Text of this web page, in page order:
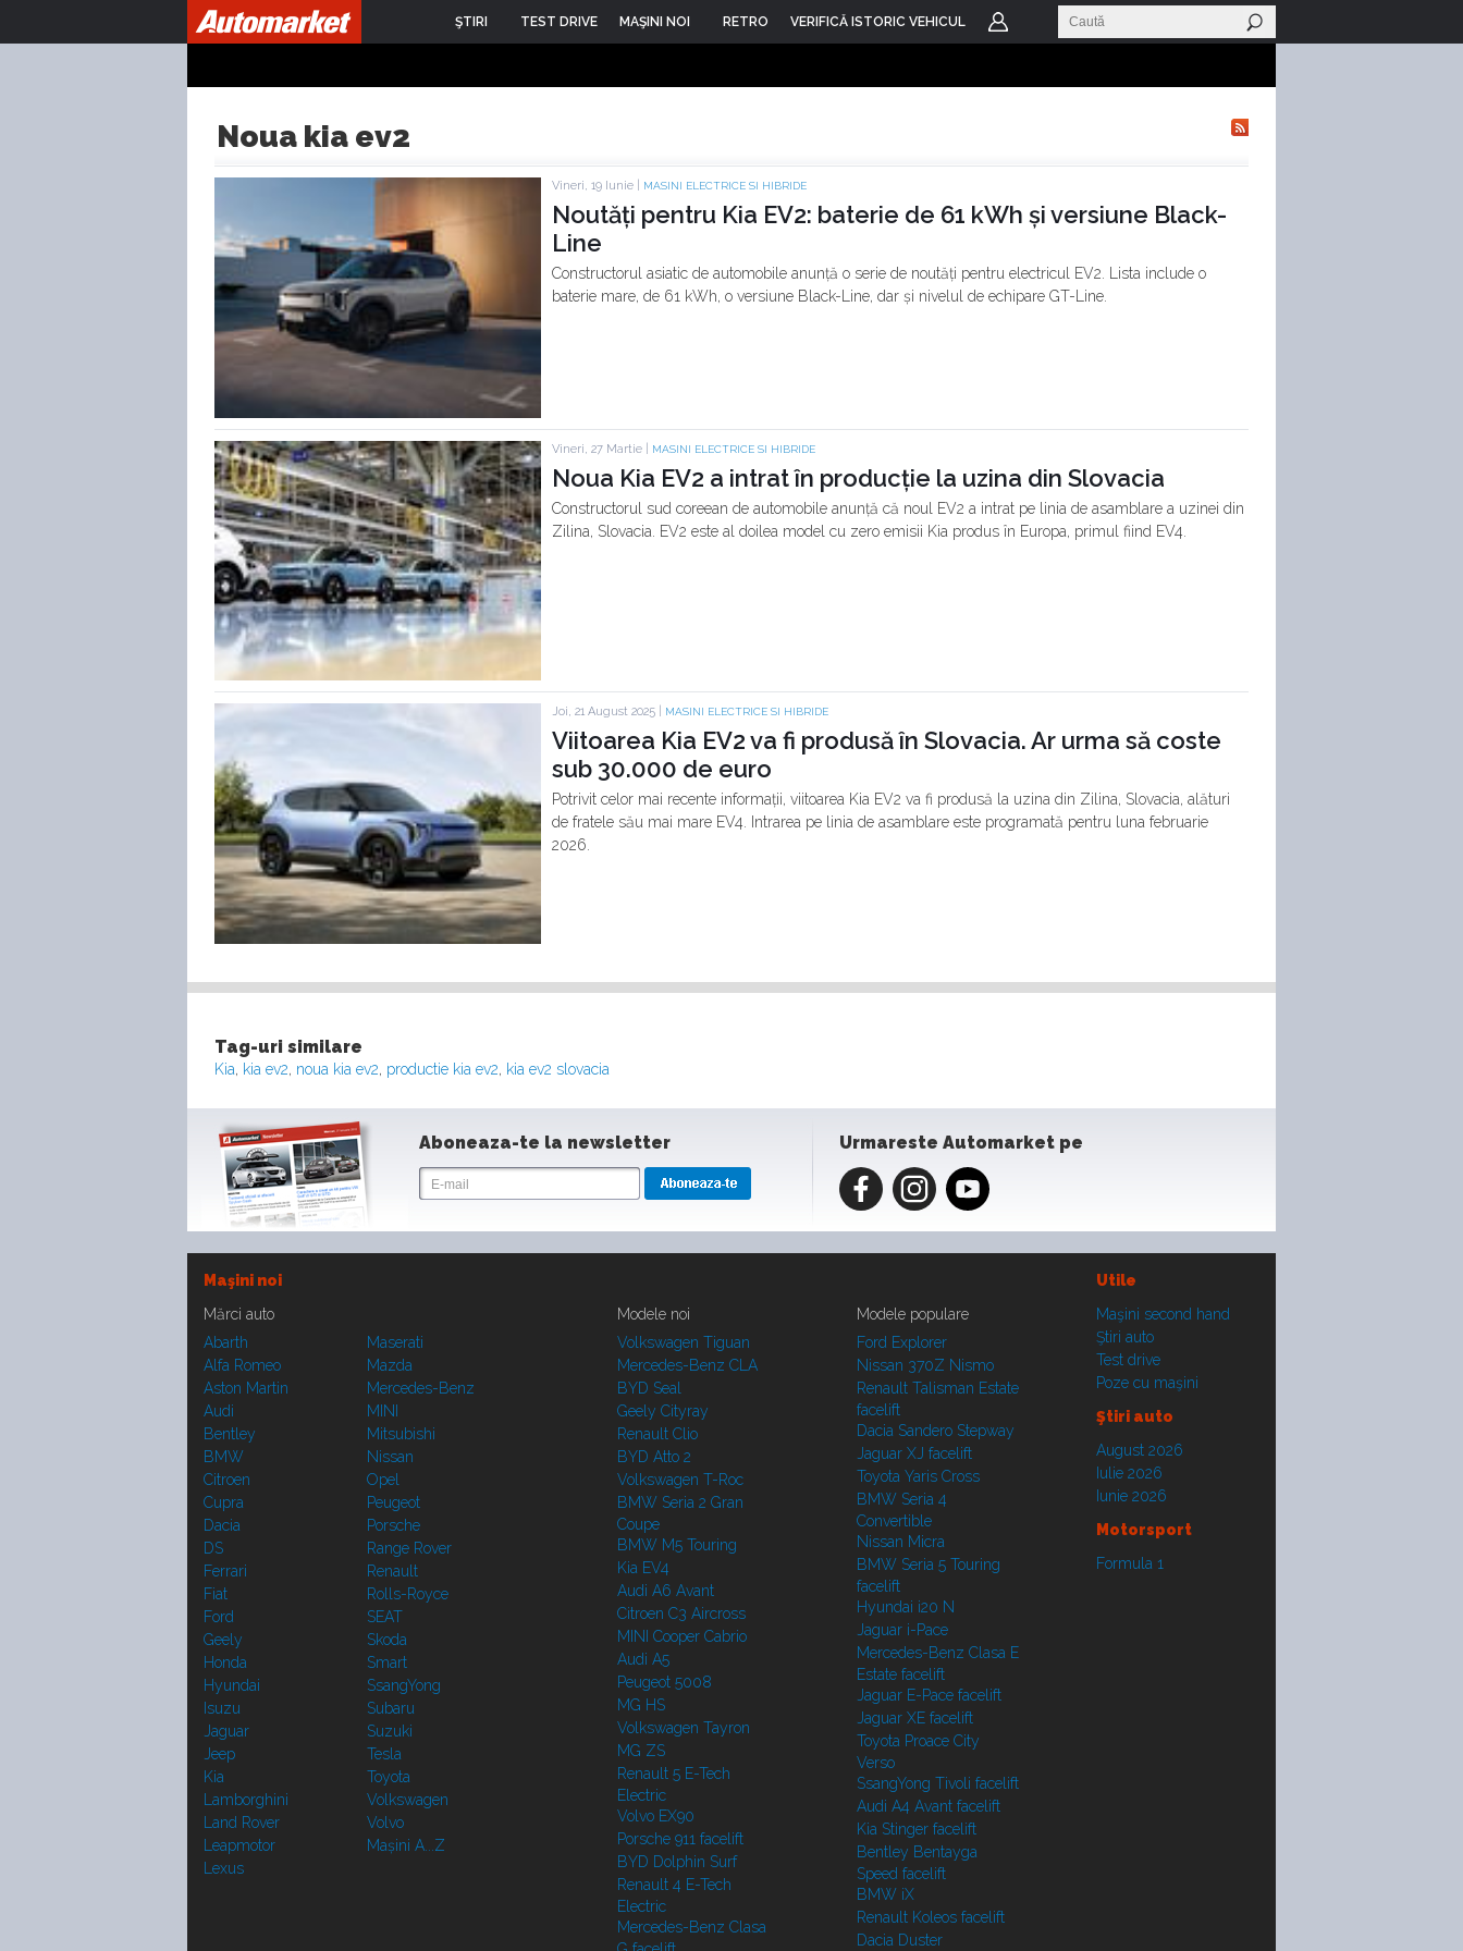
ŞTIRI TEST DRIVE MAŞINI NOI RETRO VERIFICĂ ISTORIC VEHICUL
Noua kia ev2
Vineri, 19 Iunie | MASINI ELECTRICE SI HIBRIDE
Noutăți pentru Kia EV2: baterie de 61 kWh și versiune Black-
Line
Constructorul asiatic de automobile anunță o serie de noutăți pentru electricul EV2. Lista include o
baterie mare, de 61 kWh, o versiune Black-Line, dar și nivelul de echipare GT-Line.
Vineri, 27 Martie | MASINI ELECTRICE SI HIBRIDE
Noua Kia EV2 a intrat în producție la uzina din Slovacia
Constructorul sud coreean de automobile anunță că noul EV2 a intrat pe linia de asamblare a uzinei din
Zilina, Slovacia. EV2 este al doilea model cu zero emisii Kia produs în Europa, primul fiind EV4.
Joi, 21 August 2025 | MASINI ELECTRICE SI HIBRIDE
Viitoarea Kia EV2 va fi produsă în Slovacia. Ar urma să coste
sub 30.000 de euro
Potrivit celor mai recente informații, viitoarea Kia EV2 va fi produsă la uzina din Zilina, Slovacia, alături
de fratele său mai mare EV4. Intrarea pe linia de asamblare este programată pentru luna februarie
2026.
Tag-uri similare
Kia, kia ev2, noua kia ev2, productie kia ev2, kia ev2 slovacia
Aboneaza-te la newsletter Urmareste Automarket pe
Maşini noi
Utile
Mărci auto
Abarth
Alfa Romeo
Aston Martin
Audi
Bentley
BMW
Citroen
Cupra
Dacia
DS
Ferrari
Fiat
Ford
Geely
Honda
Hyundai
Isuzu
Jaguar
Jeep
Kia
Lamborghini
Land Rover
Leapmotor
Lexus
Maserati
Mazda
Mercedes-Benz
MINI
Mitsubishi
Nissan
Opel
Peugeot
Porsche
Range Rover
Renault
Rolls-Royce
SEAT
Skoda
Smart
SsangYong
Subaru
Suzuki
Tesla
Toyota
Volkswagen
Volvo
Mașini A...Z
Modele noi
Volkswagen Tiguan
Mercedes-Benz CLA
BYD Seal
Geely Cityray
Renault Clio
BYD Atto 2
Volkswagen T-Roc
BMW Seria 2 Gran
Coupe
BMW M5 Touring
Kia EV4
Audi A6 Avant
Citroen C3 Aircross
MINI Cooper Cabrio
Audi A5
Peugeot 5008
MG HS
Volkswagen Tayron
MG ZS
Renault 5 E-Tech
Electric
Volvo EX90
Porsche 911 facelift
BYD Dolphin Surf
Renault 4 E-Tech
Electric
Mercedes-Benz Clasa
Modele populare
Ford Explorer
Nissan 370Z Nismo
Renault Talisman Estate
facelift
Dacia Sandero Stepway
Jaguar XJ facelift
Toyota Yaris Cross
BMW Seria 4
Convertible
Nissan Micra
BMW Seria 5 Touring
facelift
Hyundai i20 N
Jaguar i-Pace
Mercedes-Benz Clasa E
Estate facelift
Jaguar E-Pace facelift
Jaguar XE facelift
Toyota Proace City
Verso
SsangYong Tivoli facelift
Audi A4 Avant facelift
Kia Stinger facelift
Bentley Bentayga
Speed facelift
BMW iX
Renault Koleos facelift
Dacia Duster
Maşini second hand
Ştiri auto
Test drive
Poze cu maşini
Ştiri auto
August 2026
Iulie 2026
Iunie 2026
Motorsport
Formula 1